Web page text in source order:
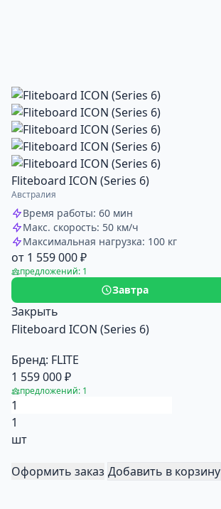
Fliteboard ICON (Series 6)
Австралия
Время работы: 60 мин
Макс. скорость: 50 км/ч
Максимальная нагрузка: 100 кг
от 1 559 000 ₽
предложений: 1
Завтра
Закрыть
Fliteboard ICON (Series 6)
Бренд: FLITE
1 559 000 ₽
предложений: 1
1
шт
Оформить заказ Добавить в корзину